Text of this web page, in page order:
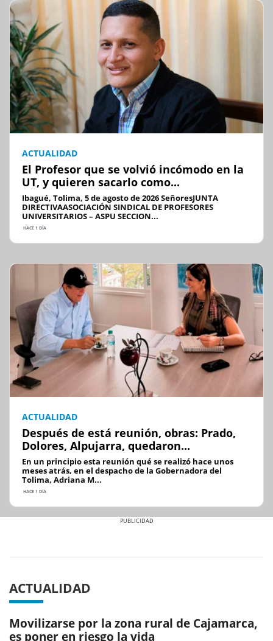
ACTUALIDAD
El Profesor que se volvió incómodo en la
UT, y quieren sacarlo como...
Ibagué, Tolima, 5 de agosto de 2026 SeñoresJUNTA
DIRECTIVAASOCIACIÓN SINDICAL DE PROFESORES
UNIVERSITARIOS – ASPU SECCION...
HACE 1 DÍA
ACTUALIDAD
Después de está reunión, obras: Prado,
Dolores, Alpujarra, quedaron...
En un principio esta reunión qué se realizó hace unos
meses atrás, en el despacho de la Gobernadora del
Tolima, Adriana M...
HACE 1 DÍA
ACTUALIDAD
Movilizarse por la zona rural de Cajamarca,
es poner en riesgo la vida